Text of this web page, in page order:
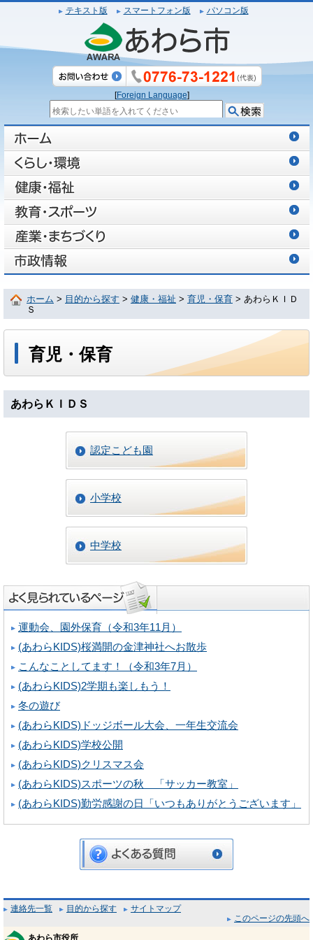
テキスト版 スマートフォン版 パソコン版
[Foreign Language]
ホーム > 目的から探す > 健康・福祉 > 育児・保育 > あわらＫＩＤ
Ｓ
育児・保育
あわらＫＩＤＳ
認定こども園
小学校
中学校
運動会、園外保育（令和3年11月）
(あわらKIDS)桜満開の金津神社へお散歩
こんなことしてます！（令和3年7月）
(あわらKIDS)2学期も楽しもう！
冬の遊び
(あわらKIDS)ドッジボール大会、一年生交流会
(あわらKIDS)学校公開
(あわらKIDS)クリスマス会
(あわらKIDS)スポーツの秋 「サッカー教室」
(あわらKIDS)勤労感謝の日「いつもありがとうございます」
連絡先一覧 目的から探す
サイトマップ
このページの先頭へ
あわら市役所